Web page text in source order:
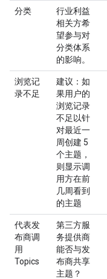
分类
行业利益
相关方希
望参与对
分类体系
的影响。
浏览记
录不足
建议：如
果用户的
浏览记录
不足以针
对最近一
周创建 5
个主题，
则显示调
用方在前
几周看到
的主题
代表发
布商调
用
Topics
第三方服
务提供商
能否与发
布商共享
主题？